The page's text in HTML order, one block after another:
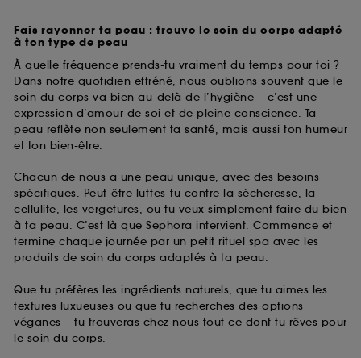
Fais rayonner ta peau : trouve le soin du corps adapté
à ton type de peau
À quelle fréquence prends-tu vraiment du temps pour toi ?
Dans notre quotidien effréné, nous oublions souvent que le
soin du corps va bien au-delà de l’hygiène – c’est une
expression d’amour de soi et de pleine conscience. Ta
peau reflète non seulement ta santé, mais aussi ton humeur
et ton bien-être.
Chacun de nous a une peau unique, avec des besoins
spécifiques. Peut-être luttes-tu contre la sécheresse, la
cellulite, les vergetures, ou tu veux simplement faire du bien
à ta peau. C’est là que Sephora intervient. Commence et
termine chaque journée par un petit rituel spa avec les
produits de soin du corps adaptés à ta peau.
Que tu préfères les ingrédients naturels, que tu aimes les
textures luxueuses ou que tu recherches des options
véganes – tu trouveras chez nous tout ce dont tu rêves pour
le soin du corps.